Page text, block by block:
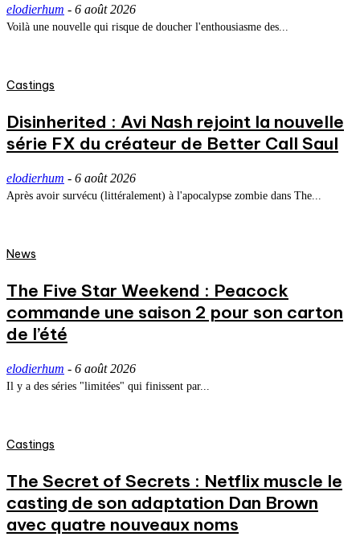
elodierhum - 6 août 2026
Voilà une nouvelle qui risque de doucher l'enthousiasme des...
Castings
Disinherited : Avi Nash rejoint la nouvelle
série FX du créateur de Better Call Saul
elodierhum - 6 août 2026
Après avoir survécu (littéralement) à l'apocalypse zombie dans The...
News
The Five Star Weekend : Peacock
commande une saison 2 pour son carton
de l’été
elodierhum - 6 août 2026
Il y a des séries "limitées" qui finissent par...
Castings
The Secret of Secrets : Netflix muscle le
casting de son adaptation Dan Brown
avec quatre nouveaux noms